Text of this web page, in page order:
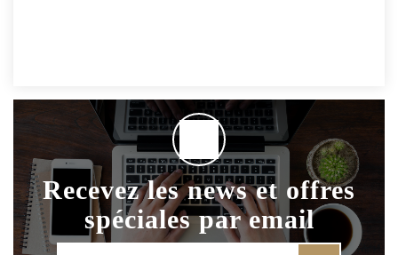
Recevez les news et offres
spéciales par email